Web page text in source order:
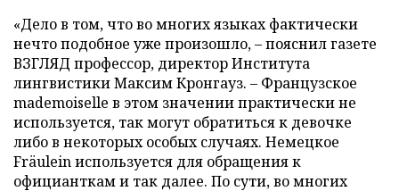
«Дело в том, что во многих языках фактически
нечто подобное уже произошло, – пояснил газете
ВЗГЛЯД профессор, директор Института
лингвистики Максим Кронгауз. – Французское
mademoiselle в этом значении практически не
используется, так могут обратиться к девочке
либо в некоторых особых случаях. Немецкое
Fräulein используется для обращения к
официанткам и так далее. По сути, во многих